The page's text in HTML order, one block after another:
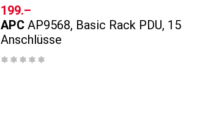
CHF
199.–
APC AP9568, Basic Rack PDU, 15
Anschlüsse